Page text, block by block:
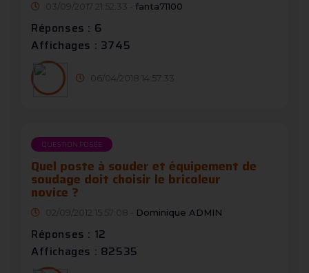
03/09/2017 21:52:33 - fanta71100
Réponses : 6
Affichages : 3745
06/04/2018 14:57:33
QUESTION POSÉE
Quel poste à souder et équipement de
soudage doit choisir le bricoleur
novice ?
02/09/2012 15:57:08 - Dominique ADMIN
Réponses : 12
Affichages : 82535